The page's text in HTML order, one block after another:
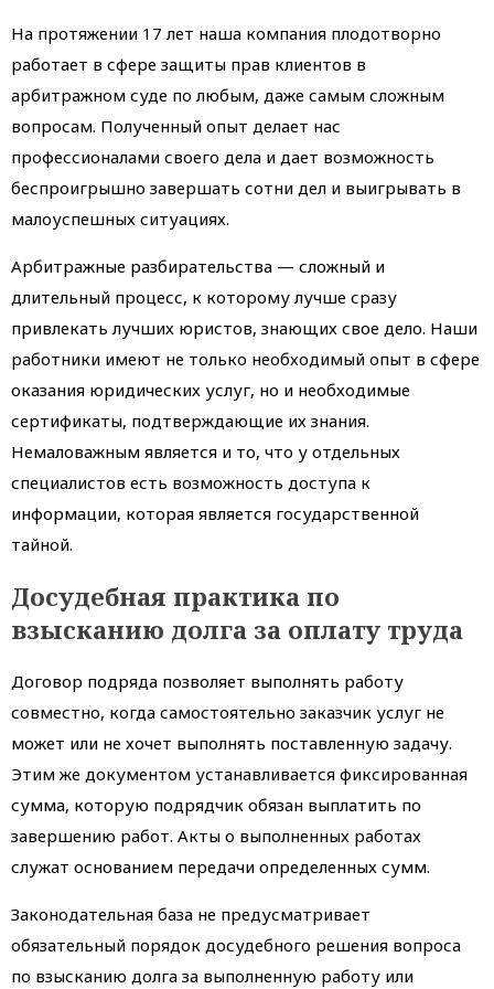
На протяжении 17 лет наша компания плодотворно
работает в сфере защиты прав клиентов в
арбитражном суде по любым, даже самым сложным
вопросам. Полученный опыт делает нас
профессионалами своего дела и дает возможность
беспроигрышно завершать сотни дел и выигрывать в
малоуспешных ситуациях.
Арбитражные разбирательства — сложный и
длительный процесс, к которому лучше сразу
привлекать лучших юристов, знающих свое дело. Наши
работники имеют не только необходимый опыт в сфере
оказания юридических услуг, но и необходимые
сертификаты, подтверждающие их знания.
Немаловажным является и то, что у отдельных
специалистов есть возможность доступа к
информации, которая является государственной
тайной.
Досудебная практика по
взысканию долга за оплату труда
Договор подряда позволяет выполнять работу
совместно, когда самостоятельно заказчик услуг не
может или не хочет выполнять поставленную задачу.
Этим же документом устанавливается фиксированная
сумма, которую подрядчик обязан выплатить по
завершению работ. Акты о выполненных работах
служат основанием передачи определенных сумм.
Законодательная база не предусматривает
обязательный порядок досудебного решения вопроса
по взысканию долга за выполненную работу или